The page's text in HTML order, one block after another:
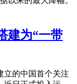
建为“一带
立的中国首个关注